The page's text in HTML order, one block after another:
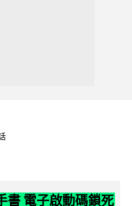
書 電子啟動碼鎖死